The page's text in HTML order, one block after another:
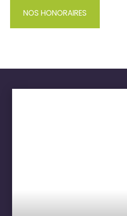
NOS HONORAIRES